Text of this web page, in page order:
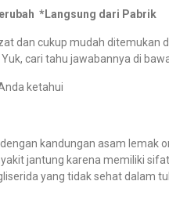
*Langsung dari Pabrik
dan cukup mudah ditemukan
cari tahu jawabannya di
ketahui
kandungan asam
jantung karena memiliki
yang tidak sehat dalam